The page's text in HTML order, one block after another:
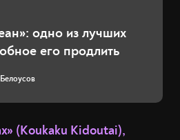
одно из лучших
его продлить
(Koukaku Kidoutai),